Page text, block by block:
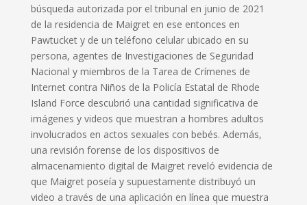
búsqueda autorizada por el tribunal en junio de 2021
de la residencia de Maigret en ese entonces en
Pawtucket y de un teléfono celular ubicado en su
persona, agentes de Investigaciones de Seguridad
Nacional y miembros de la Tarea de Crímenes de
Internet contra Niños de la Policía Estatal de Rhode
Island Force descubrió una cantidad significativa de
imágenes y videos que muestran a hombres adultos
involucrados en actos sexuales con bebés. Además,
una revisión forense de los dispositivos de
almacenamiento digital de Maigret reveló evidencia de
que Maigret poseía y supuestamente distribuyó un
video a través de una aplicación en línea que muestra